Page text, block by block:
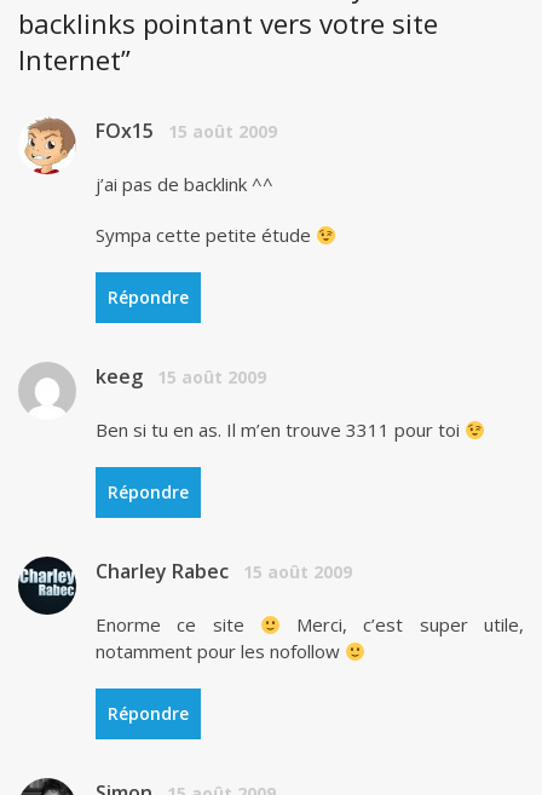
backlinks pointant vers votre site
Internet”
FOx15 15 août 2009
j’ai pas de backlink ^^
Sympa cette petite étude
Répondre
keeg 15 août 2009
Ben si tu en as. Il m’en trouve 3311 pour toi
Répondre
Charley Rabec 15 août 2009
Enorme ce site
Merci, c’est super utile,
notamment pour les nofollow
Répondre